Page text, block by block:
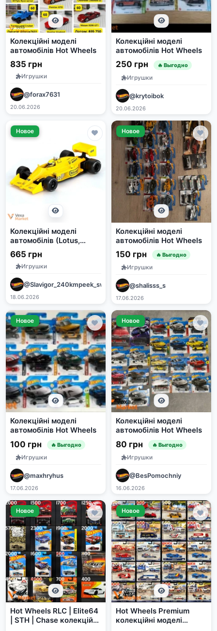
Колекційні моделі
автомобілів Hot Wheels
835 грн
Игрушки
@forax7631
20.06.2026
Колекційні моделі
автомобілів Hot Wheels
250 грн 🔥 Выгодно
Игрушки
@krytoibok
20.06.2026
Новое
Колекційні моделі
автомобілів (Lotus,
Toyota, Bentley)
665 грн
Игрушки
@Slavigor_240kmpeek_swooshteam
18.06.2026
Новое
Колекційні моделі
автомобілів Hot Wheels
150 грн 🔥 Выгодно
Игрушки
@shalisss_s
17.06.2026
Новое
Колекційні моделі
автомобілів Hot Wheels
100 грн 🔥 Выгодно
Игрушки
@maxhryhus
17.06.2026
Новое
Колекційні моделі
автомобілів Hot Wheels
80 грн 🔥 Выгодно
Игрушки
@BesPomochniy
16.06.2026
Новое
Hot Wheels RLC | Elite64
| STH | Chase колекційні
Новое
Hot Wheels Premium
колекційні моделі